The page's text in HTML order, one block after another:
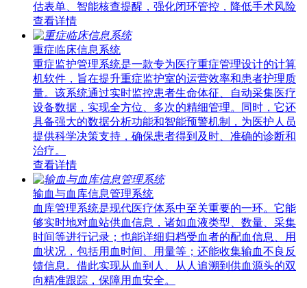
估表单、智能核查提醒，强化闭环管控，降低手术风险
查看详情
重症临床信息系统
重症监护管理系统是一款专为医疗重症管理设计的计算
机软件，旨在提升重症监护室的运营效率和患者护理质
量。该系统通过实时监控患者生命体征、自动采集医疗
设备数据，实现全方位、多次的精细管理。同时，它还
具备强大的数据分析功能和智能预警机制，为医护人员
提供科学决策支持，确保患者得到及时、准确的诊断和
治疗。
查看详情
输血与血库信息管理系统
血库管理系统是现代医疗体系中至关重要的一环。它能
够实时地对血站供血信息，诸如血液类型、数量、采集
时间等进行记录；也能详细归档受血者的配血信息、用
血状况，包括用血时间、用量等；还能收集输血不良反
馈信息。借此实现从血到人、从人追溯到供血源头的双
向精准跟踪，保障用血安全。